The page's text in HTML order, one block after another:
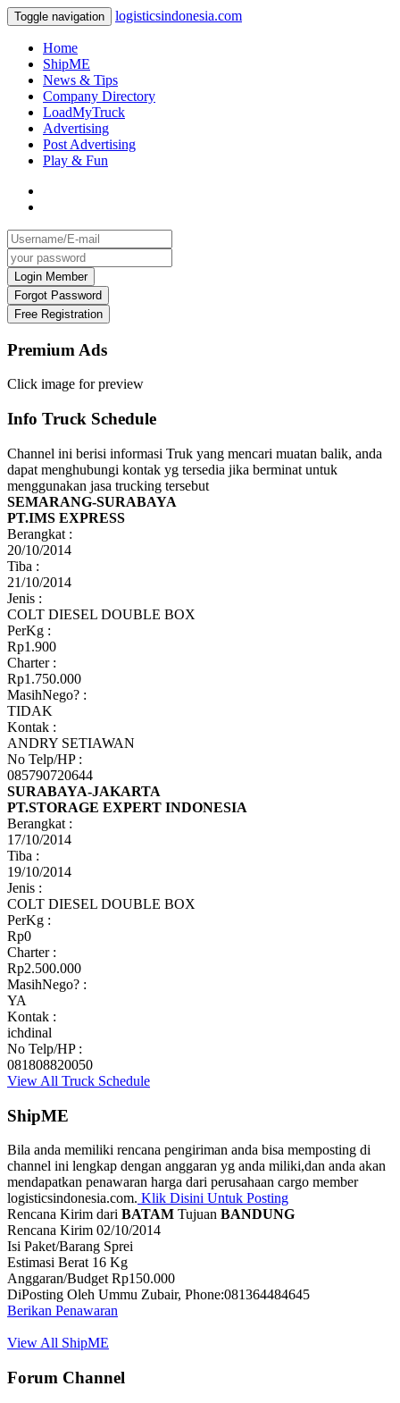
Toggle navigation logisticsindonesia.com
Home
ShipME
News & Tips
Company Directory
LoadMyTruck
Advertising
Post Advertising
Play & Fun
Premium Ads
Click image for preview
Info Truck Schedule
Channel ini berisi informasi Truk yang mencari muatan balik, anda
dapat menghubungi kontak yg tersedia jika berminat untuk
menggunakan jasa trucking tersebut
SEMARANG-SURABAYA
PT.IMS EXPRESS
Berangkat :
20/10/2014
Tiba :
21/10/2014
Jenis :
COLT DIESEL DOUBLE BOX
PerKg :
Rp1.900
Charter :
Rp1.750.000
MasihNego? :
TIDAK
Kontak :
ANDRY SETIAWAN
No Telp/HP :
085790720644
SURABAYA-JAKARTA
PT.STORAGE EXPERT INDONESIA
Berangkat :
17/10/2014
Tiba :
19/10/2014
Jenis :
COLT DIESEL DOUBLE BOX
PerKg :
Rp0
Charter :
Rp2.500.000
MasihNego? :
YA
Kontak :
ichdinal
No Telp/HP :
081808820050
View All Truck Schedule
ShipME
Bila anda memiliki rencana pengiriman anda bisa memposting di
channel ini lengkap dengan anggaran yg anda miliki,dan anda akan
mendapatkan penawaran harga dari perusahaan cargo member
logisticsindonesia.com. Klik Disini Untuk Posting
Rencana Kirim dari BATAM Tujuan BANDUNG
Rencana Kirim 02/10/2014
Isi Paket/Barang Sprei
Estimasi Berat 16 Kg
Anggaran/Budget Rp150.000
DiPosting Oleh Ummu Zubair, Phone:081364484645
Berikan Penawaran
View All ShipME
Forum Channel